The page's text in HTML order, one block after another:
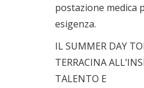
postazione medica
esigenza.
IL SUMMER DAY
TERRACINA
TALENTO E